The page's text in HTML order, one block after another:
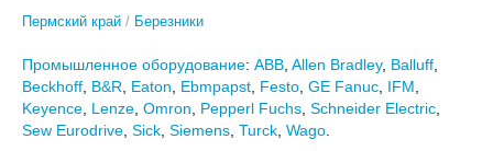
Пермский край Березники
Промышленное оборудование: ABB Allen Bradley, Balluff
Beckhoff B&R Eaton Ebmpapst Festo GE Fanuc IFM
Keyence Lenze Omron Pepperl Fuchs Schneider Electric
Sew Eurodrive Sick Siemens Turck Wago